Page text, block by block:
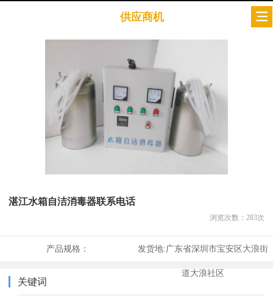
供应商机
湛江水箱自洁消毒器联系电话
浏览次数： 283次
产品规格： 发货地:广东省深圳市宝安区大浪街
道大浪社区
关键词